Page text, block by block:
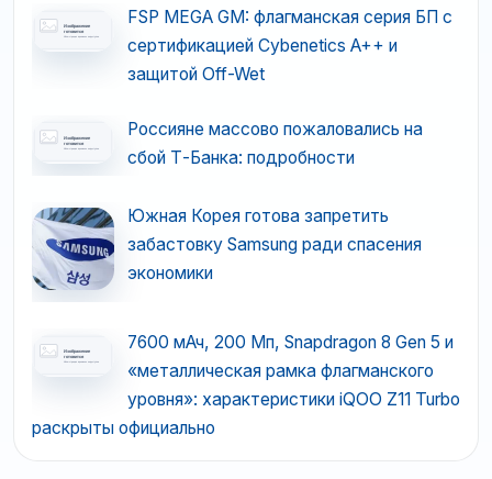
FSP MEGA GM: флагманская серия БП с
сертификацией Cybenetics A++ и
защитой Off-Wet
Россияне массово пожаловались на
сбой Т-Банка: подробности
Южная Корея готова запретить
забастовку Samsung ради спасения
экономики
7600 мАч, 200 Мп, Snapdragon 8 Gen 5 и
«металлическая рамка флагманского
уровня»: характеристики iQOO Z11 Turbo
раскрыты официально